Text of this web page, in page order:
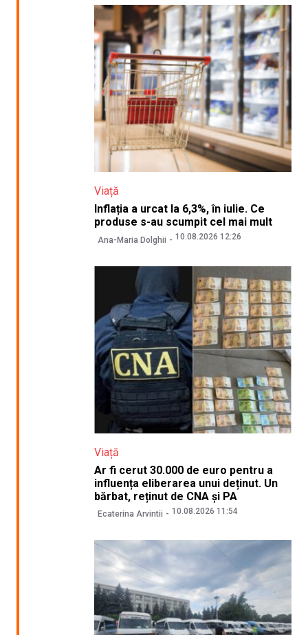
Viață
Inflația a urcat la 6,3%, în iulie. Ce
produse s-au scumpit cel mai mult
Ana-Maria Dolghii 10.08.2026 12:26
Viață
Ar fi cerut 30.000 de euro pentru a
influența eliberarea unui deținut. Un
bărbat, reținut de CNA și PA
Ecaterina Arvintii 10.08.2026 11:54